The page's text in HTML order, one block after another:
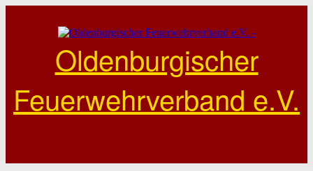
Oldenburgischer
Feuerwehrverband e.V.